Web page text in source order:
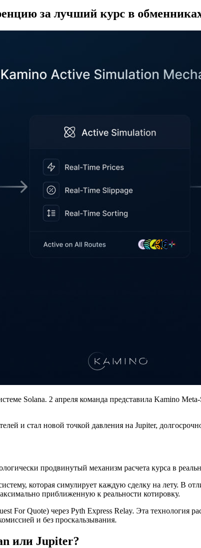
за лучший курс в
Solana. 2 апреля команда представила Kamino
и стал новой точкой давления на Jupiter,
продвинутый механизм расчета курса в
которая симулирует каждую сделку на лету. В
приближенную к реальности котировку.
For Quote) через Pyth Express Relay. Эта технология
и без проскальзывания.
или Jupiter?